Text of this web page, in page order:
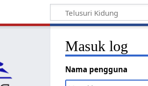
Masuk log
Nama pengguna